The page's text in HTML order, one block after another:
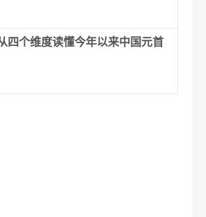
四个维度读懂今年以来中国元首